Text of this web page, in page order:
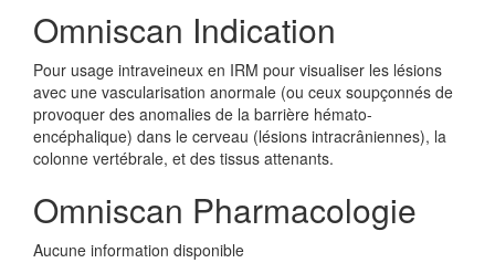
Omniscan Indication
Pour usage intraveineux en IRM pour visualiser les lésions
avec une vascularisation anormale (ou ceux soupçonnés de
provoquer des anomalies de la barrière hémato-
encéphalique) dans le cerveau (lésions intracrâniennes), la
colonne vertébrale, et des tissus attenants.
Omniscan Pharmacologie
Aucune information disponible